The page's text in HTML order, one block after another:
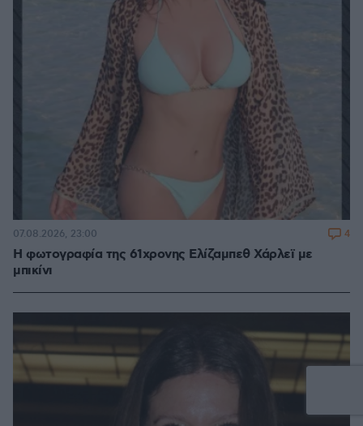
Η φωτογραφία της 61χρονης Ελίζαμπεθ Χάρλεϊ με
μπικίνι
07.08.2026, 23:00 4